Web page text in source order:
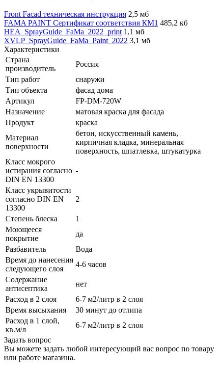
Front Facad техническая инструкция 2,5 мб
FAMA PAINT Сертификат соответствия КМ1 485,2 кб
HEA_SprayGuide_FaMa_2022_print 1,1 мб
XVLP_SprayGuide_FaMa_Paint_2022 3,1 мб
Характеристики
Страна
производитель
Россия
Тип работ
снаружи
Тип объекта
фасад дома
Артикул
FP-DM-720W
Назначение
матовая краска для фасада
Продукт
краска
Материал
поверхности
бетон, искусственный камень,
кирпичная кладка, минеральная
поверхность, шпатлевка, штукатурка
Класс мокрого
истирания согласно
DIN EN 13300
-
Класс укрывитости
согласно DIN EN
13300
2
Степень блеска
1
Моющееся
покрытие
да
Разбавитель
Вода
Время до нанесения
следующего слоя
4-6 часов
Содержание
антисептика
нет
Расход в 2 слоя
6-7 м2/литр в 2 слоя
Время высыхания
30 минут до отлипа
Расход в 1 слой,
кв.м/л
6-7 м2/литр в 2 слоя
Задать вопрос
Вы можете задать любой интересующий вас вопрос по товару
или работе магазина.